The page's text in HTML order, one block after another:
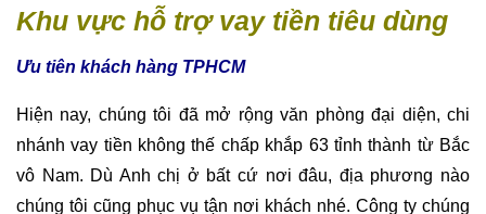
Khu vực hỗ trợ vay tiền tiêu dùng
Ưu tiên khách hàng TPHCM
Hiện nay, chúng tôi đã mở rộng văn phòng đại diện, chi
nhánh vay tiền không thế chấp khắp 63 tỉnh thành từ Bắc
vô Nam. Dù Anh chị ở bất cứ nơi đâu, địa phương nào
chúng tôi cũng phục vụ tận nơi khách nhé. Công ty chúng